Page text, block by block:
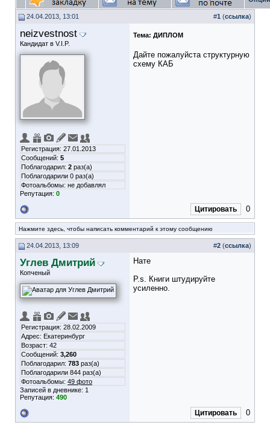
24.04.2013, 13:01 #1 (ссылка)
neizvestnost
Кандидат в V.I.P.
Регистрация: 27.01.2013
Сообщений: 5
Поблагодарил: 2 раз(а)
Поблагодарили 0 раз(а)
Фотоальбомы: не добавлял
Репутация: 0
Тема: ДИПЛОМ
Дайте пожалуйста структурную
схему КАБ
Цитировать 0
Нажмите здесь, чтобы написать комментарий к этому сообщению
24.04.2013, 13:09 #2 (ссылка)
Углев Дмитрий
Копченый
Регистрация: 28.02.2009
Адрес: Екатеринбург
Возраст: 42
Сообщений: 3,260
Поблагодарил: 783 раз(а)
Поблагодарили 844 раз(а)
Фотоальбомы: 49 фото
Записей в дневнике: 1
Репутация: 490
Нате
P.s. Книги штудируйте
усиленно.
Цитировать 0